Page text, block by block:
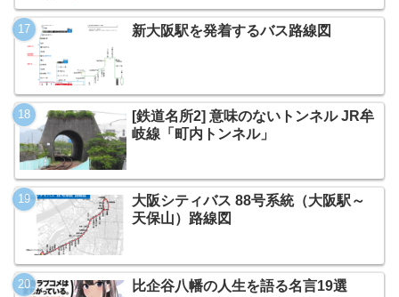
新大阪駅を発着するバス路線図
[鉄道名所2] 意味のないトンネル JR牟
岐線「町内トンネル」
大阪シティバス 88号系統（大阪駅～
天保山）路線図
比企谷八幡の人生を語る名言19選